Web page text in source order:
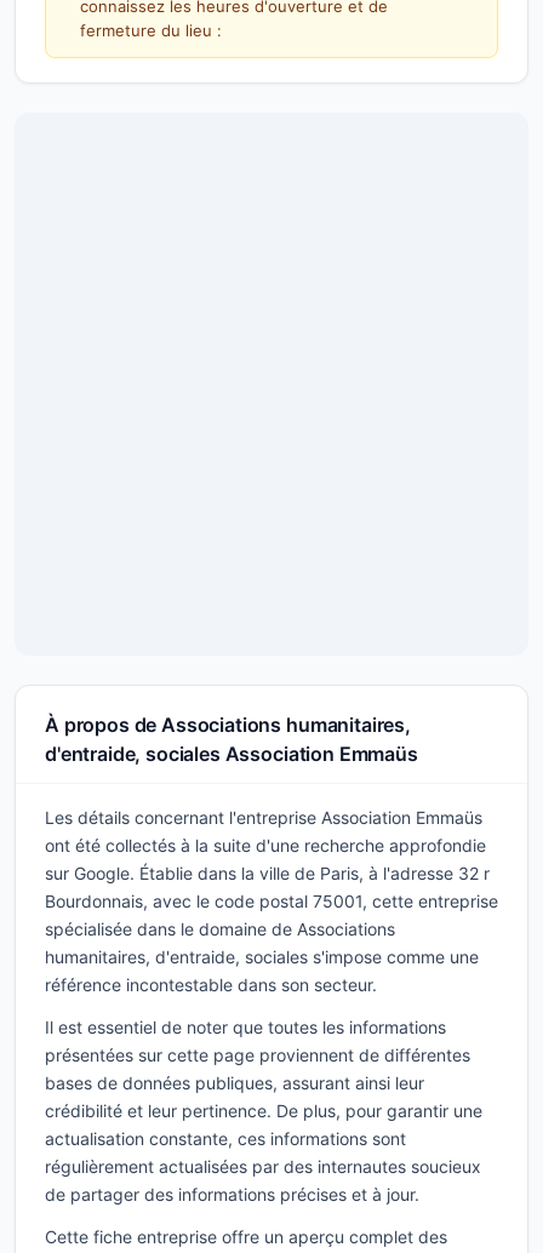
connaissez les heures d'ouverture et de
fermeture du lieu :
À propos de Associations humanitaires,
d'entraide, sociales Association Emmaüs
Les détails concernant l'entreprise Association Emmaüs
ont été collectés à la suite d'une recherche approfondie
sur Google. Établie dans la ville de Paris, à l'adresse 32 r
Bourdonnais, avec le code postal 75001, cette entreprise
spécialisée dans le domaine de Associations
humanitaires, d'entraide, sociales s'impose comme une
référence incontestable dans son secteur.
Il est essentiel de noter que toutes les informations
présentées sur cette page proviennent de différentes
bases de données publiques, assurant ainsi leur
crédibilité et leur pertinence. De plus, pour garantir une
actualisation constante, ces informations sont
régulièrement actualisées par des internautes soucieux
de partager des informations précises et à jour.
Cette fiche entreprise offre un aperçu complet des